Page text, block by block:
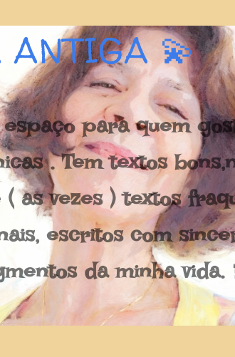
💫
para quem
. Tem textos
as vezes ) textos
escritos com
da minha vida.